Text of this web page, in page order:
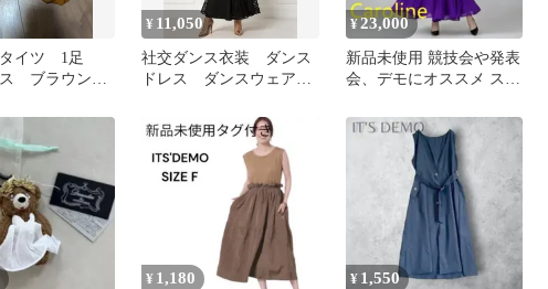
イツ 1足
ス ブラウン
¥ 11,050
社交ダンス衣装 ダンス
ドレス ダンスウェア
¥23,000
新品未使用 競技会や発表
会、デモにオススメ スタ
¥ 1,180 ¥ 1,550